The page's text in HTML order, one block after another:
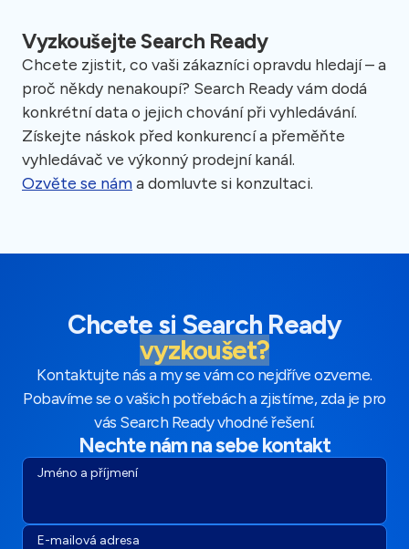
Vyzkoušejte Search Ready
Chcete zjistit, co vaši zákazníci opravdu hledají – a
proč někdy nenakoupí? Search Ready vám dodá
konkrétní data o jejich chování při vyhledávání.
Získejte náskok před konkurencí a přeměňte
vyhledávač ve výkonný prodejní kanál.
Ozvěte se náma domluvte si konzultaci.
Chcete si Search Ready
vyzkoušet?
Kontaktujte nás a my se vám co nejdříve ozveme.
Pobavíme se o vašich potřebách a zjistíme, zda je pro
vás Search Ready vhodné řešení.
Nechte nám na sebe kontakt
Jméno a příjmení
E-mailová adresa